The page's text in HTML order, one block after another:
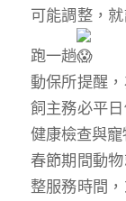
可能調整，
跑一趟
動保所提醒
飼主務必平
健康檢查與
春節期間動
整服務時間